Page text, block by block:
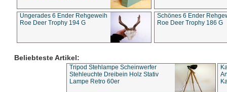
Ungerades 6 Ender Rehgeweih
Roe Deer Trophy 194 G
Schönes 6 Ender
Roe Deer Trophy 186 G
Beliebteste Artikel:
Tripod Stehlampe Scheinwerfer
Stehleuchte Dreibein Holz Stativ
Lampe Retro 60er